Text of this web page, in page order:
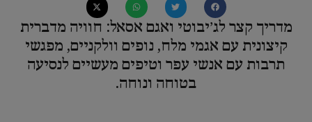
מדריך קצר לג׳יבוטי ואגם אסאל: חוויה מדברית
קיצונית עם אגמי מלח, נופים וולקניים, מפגשי
תרבות עם אנשי עפר וטיפים מעשיים לנסיעה
בטוחה ונוחה.